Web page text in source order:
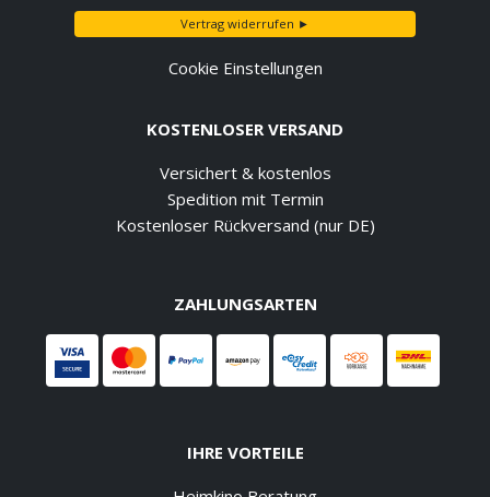
Vertrag widerrufen ►
Cookie Einstellungen
KOSTENLOSER VERSAND
Versichert & kostenlos
Spedition mit Termin
Kostenloser Rückversand (nur DE)
ZAHLUNGSARTEN
IHRE VORTEILE